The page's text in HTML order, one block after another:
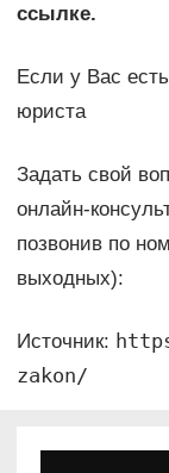
ссылке.
Если у Вас
юриста
Задать свой
онлайн-
позвонив по
выходных):
Источник:
zakon/